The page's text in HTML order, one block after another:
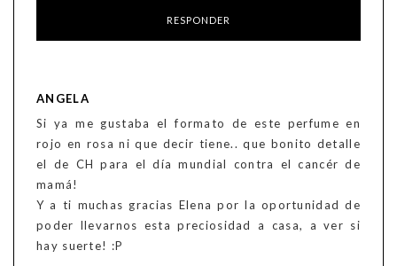
RESPONDER
ANGELA
Si ya me gustaba el formato de este perfume en
rojo en rosa ni que decir tiene.. que bonito detalle
el de CH para el día mundial contra el cancér de
mamá!
Y a ti muchas gracias Elena por la oportunidad de
poder llevarnos esta preciosidad a casa, a ver si
hay suerte! :P